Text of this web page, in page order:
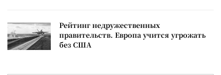
Рейтинг недружественных
правительств. Европа учится угрожать
без США